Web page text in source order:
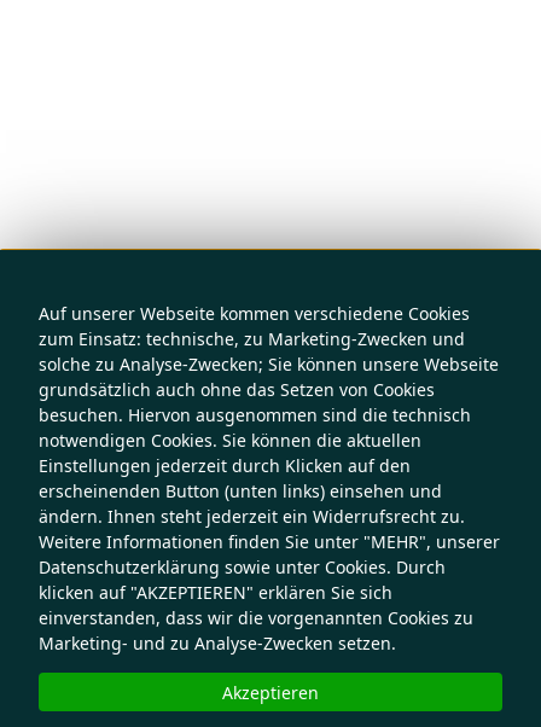
Auf unserer Webseite kommen verschiedene Cookies
zum Einsatz: technische, zu Marketing-Zwecken und
solche zu Analyse-Zwecken; Sie können unsere Webseite
grundsätzlich auch ohne das Setzen von Cookies
besuchen. Hiervon ausgenommen sind die technisch
notwendigen Cookies. Sie können die aktuellen
Einstellungen jederzeit durch Klicken auf den
erscheinenden Button (unten links) einsehen und
ändern. Ihnen steht jederzeit ein Widerrufsrecht zu.
Weitere Informationen finden Sie unter "MEHR", unserer
Datenschutzerklärung sowie unter Cookies. Durch
klicken auf "AKZEPTIEREN" erklären Sie sich
einverstanden, dass wir die vorgenannten Cookies zu
Marketing- und zu Analyse-Zwecken setzen.
Akzeptieren